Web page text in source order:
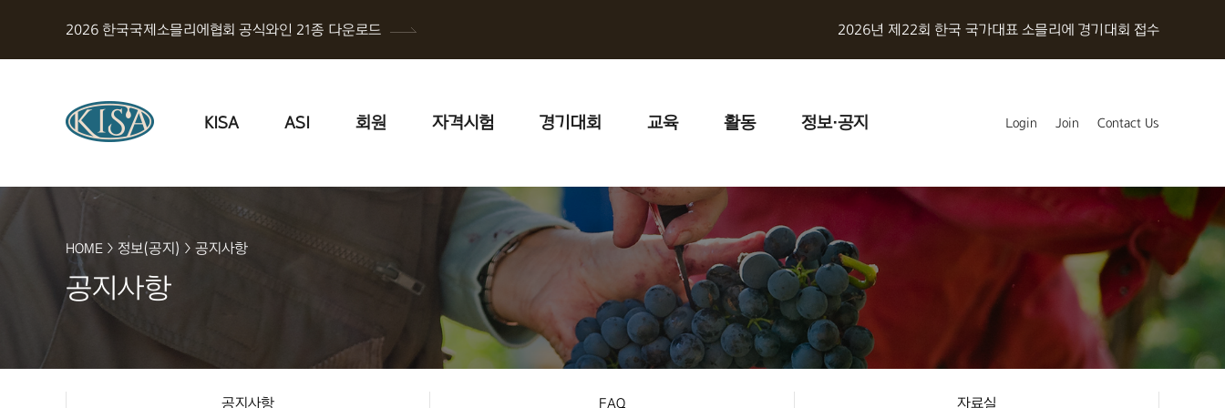
2026 한국국제소믈리에협회 공식와인 21종 다운로드 2026년 제22회 한국 국가대표 소믈리에 경기대회 접수
KISA ASI 회원 자격시험 경기대회 교육 활동 정보·공지 Login Join Contact Us
HOME > 정보(공지) > 공지사항
공지사항
공지사항 FAQ 자료실